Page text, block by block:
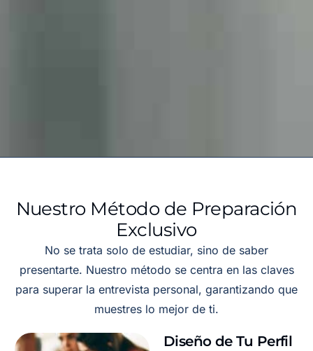
Nuestro Método de Preparación
Exclusivo
No se trata solo de estudiar, sino de saber
presentarte. Nuestro método se centra en las claves
para superar la entrevista personal, garantizando que
muestres lo mejor de ti.
Diseño de Tu Perfil